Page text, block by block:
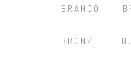
BRANCO
BRONZE